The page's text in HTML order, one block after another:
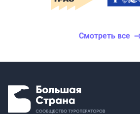
Смотреть все